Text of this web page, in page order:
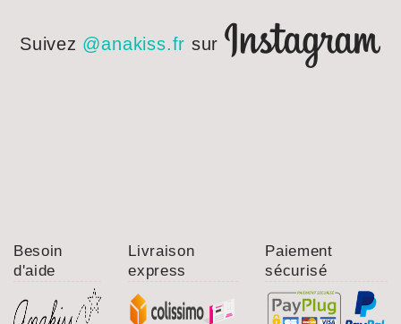
Suivez @anakiss.fr sur
Besoin
d'aide
Livraison
express
Paiement
sécurisé